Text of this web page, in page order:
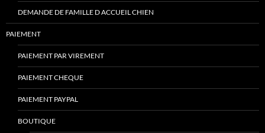
DEMANDE DE FAMILLE D ACCUEIL CHIEN
PAIEMENT
PAIEMENT PAR VIREMENT
PAIEMENT CHEQUE
PAIEMENT PAYPAL
BOUTIQUE